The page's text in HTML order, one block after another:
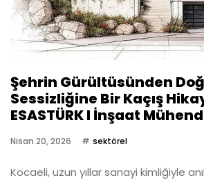
Şehrin Gürültüsünden
Sessizliğine Bir Kaçış
ESASTÜRK I İnşaat
Nisan 20, 2026 sektörel
Kocaeli, uzun yıllar sanayi kimliğiyle